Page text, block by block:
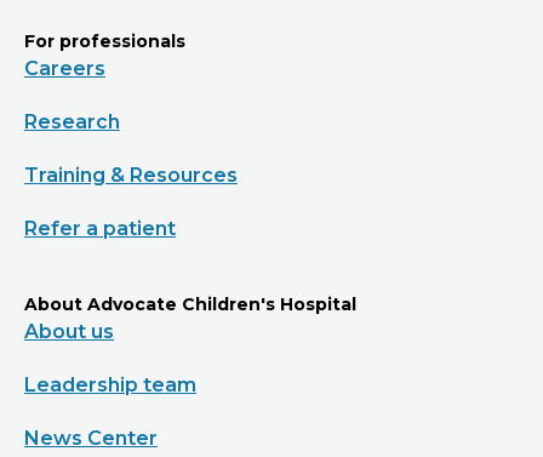
For professionals
Careers
Research
Training & Resources
Refer a patient
About Advocate Children's Hospital
About us
Leadership team
News Center